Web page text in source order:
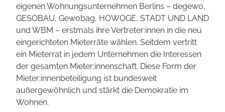
eigenen Wohnungs­unternehmen Berlins – degewo,
GESOBAU, Gewobag, HOWOGE, STADT UND LAND
und WBM – erstmals ihre Vertreter:innen in die neu
ein­gerichteten Mieterräte wählen. Seitdem vertritt
ein Mieterrat in jedem Unternehmen die Interessen
der gesamten Mieter:innenschaft. Diese Form der
Mieter:innen­beteiligung ist bundesweit
außergewöhnlich und stärkt die Demokratie im
Wohnen.